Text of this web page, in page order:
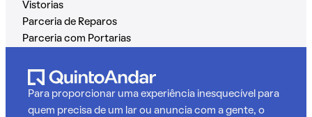
Vistorias
Parceria de Reparos
Parceria com Portarias
Para proporcionar uma experiência inesquecível para
quem precisa de um lar ou anuncia com a gente, o